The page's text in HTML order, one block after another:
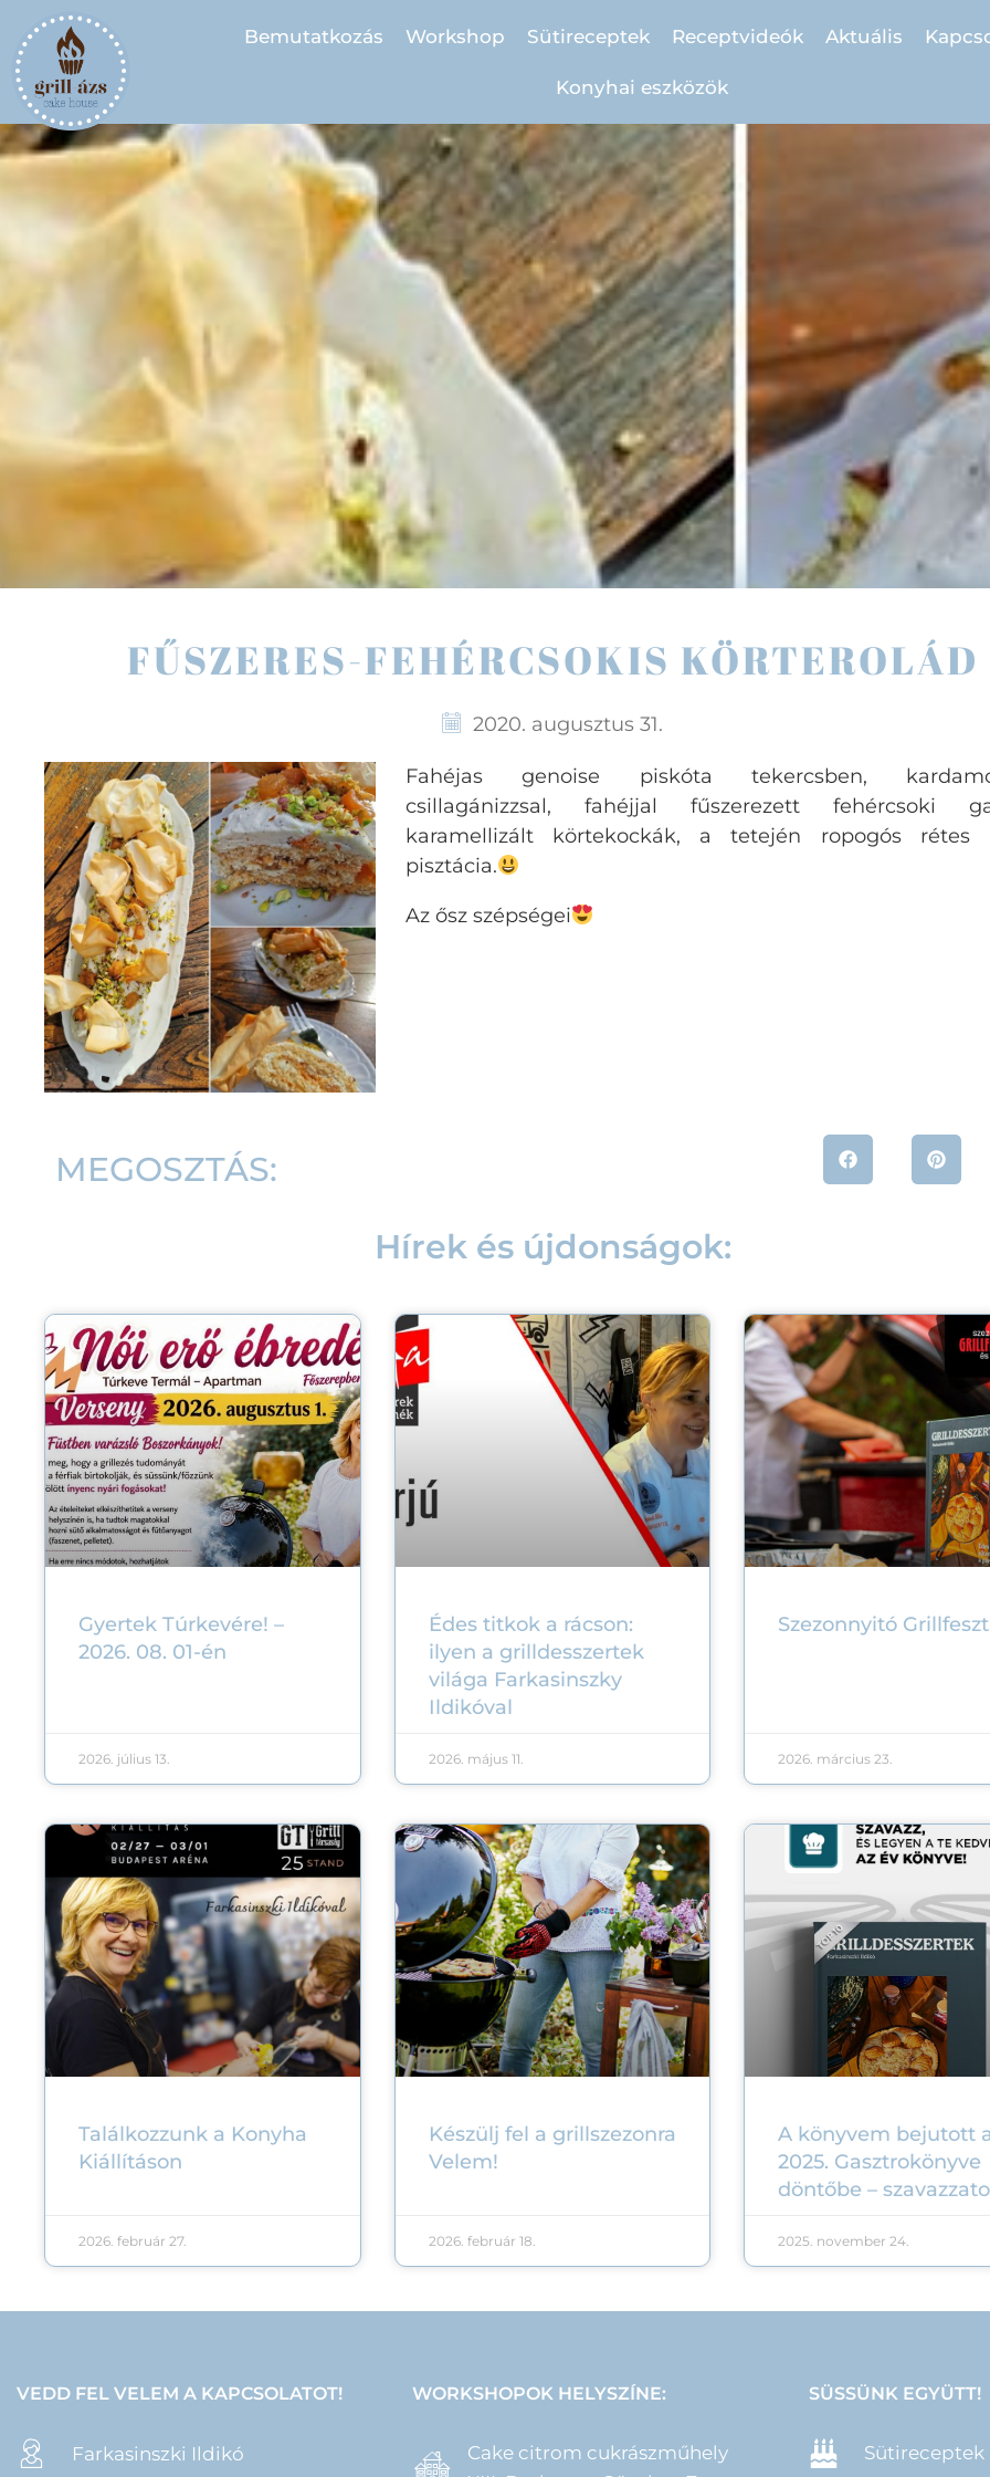
Bemutatkozás Workshop Sütireceptek Receptvideók Aktuális
Konyhai eszközök
FŰSZERES-FEHÉRCSOKIS KÖRTEROLÁD
2020. augusztus 31.
Fahéjas genoise piskóta tekercsben,
csillagánizzsal, fahéjjal fűszerezett fehércsoki
karamellizált körtekockák, a tetején ropogós rétes
pisztácia.
Az ősz szépségei
MEGOSZTÁS:
Hírek és újdonságok:
Gyertek Túrkevére! –
2026. 08. 01-én
2026. július 13.
Édes titkok a rácson:
ilyen a grilldesszertek
világa Farkasinszky
Ildikóval
2026. május 11.
Szezonnyitó
2026. március 23.
Találkozzunk a Konyha
Kiállításon
2026. február 27.
Készülj fel a grillszezonra
Velem!
2026. február 18.
A könyvem bejutott
2025. Gasztrokönyve
döntőbe –
2025. november 24.
VEDD FEL VELEM A KAPCSOLATOT!
Farkasinszki Ildikó
WORKSHOPOK HELYSZÍNE:
Cake citrom cukrászműhely
SÜSSÜNK EGYÜTT!
Sütireceptek